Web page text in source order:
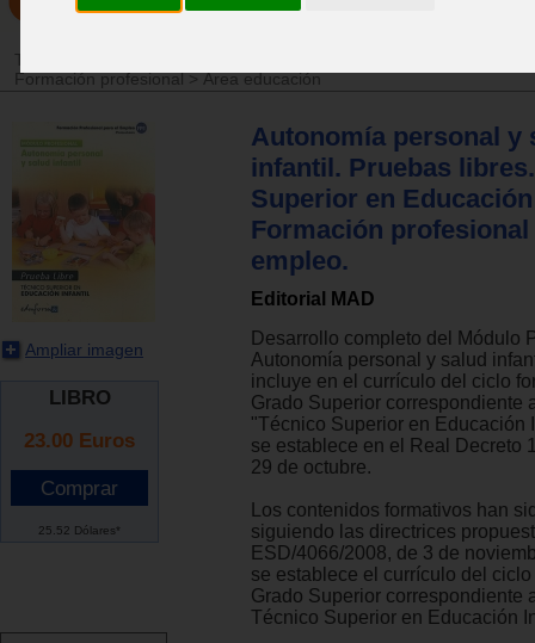
Tienda
Formación profesional>Área educación
Ampliar imagen
LIBRO
23.00 Euros
25.52 Dólares*
Autonomía personal y
infantil. Pruebas
Superior en
Formación profesional
empleo.
Editorial MAD
Desarrollo completo del Módulo
Autonomía personal y salud
incluye en el currículo del ciclo
Grado Superior correspondiente
"Técnico Superior en Educación
se establece en el Real Decreto
29 de octubre.
Los contenidos formativos han
siguiendo las directrices
ESD/4066/2008, de 3 de
se establece el currículo del
Grado Superior correspondiente
Técnico Superior en Educación